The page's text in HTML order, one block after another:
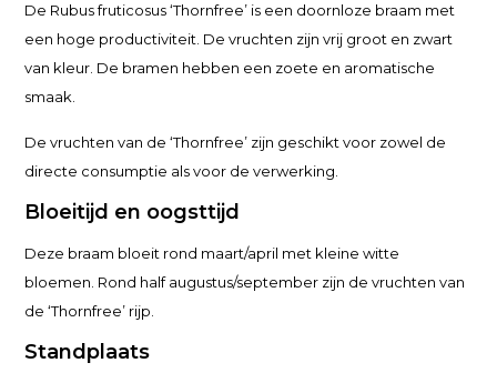
De Rubus fruticosus ‘Thornfree’ is een doornloze braam met
een hoge productiviteit. De vruchten zijn vrij groot en zwart
van kleur. De bramen hebben een zoete en aromatische
smaak.
De vruchten van de ‘Thornfree’ zijn geschikt voor zowel de
directe consumptie als voor de verwerking.
Bloeitijd en oogsttijd
Deze braam bloeit rond maart/april met kleine witte
bloemen. Rond half augustus/september zijn de vruchten van
de ‘Thornfree’ rijp.
Standplaats